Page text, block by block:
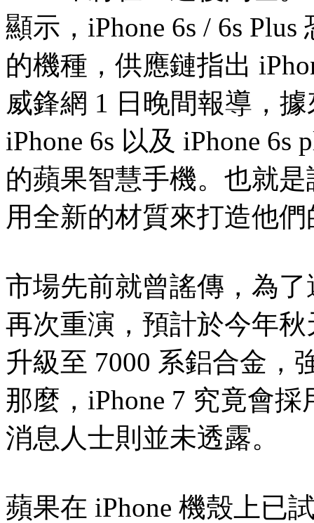
顯示，iPhone 6s / 6s
的機種，供應鏈指出
威鋒網 1 日晚間報導，
iPhone 6s 以及 iPhone
的蘋果智慧手機。也就
用全新的材質來打造他
市場先前就曾謠傳，為了
再次重演，預計於今年秋
升級至 7000 系鋁合金，
那麼，iPhone 7 究竟會
消息人士則並未透露。
蘋果在 iPhone 機殼上已